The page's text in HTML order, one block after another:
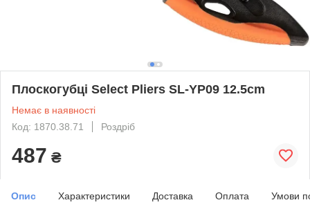
Плоскогубці Select Pliers SL-YP09 12.5cm
Немає в наявності
Код: 1870.38.71
Роздріб
487 ₴
Опис Характеристики Доставка Оплата Умови